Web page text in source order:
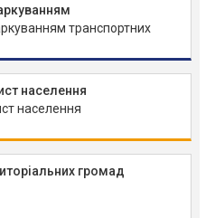
транспортних
населення
населення
громад